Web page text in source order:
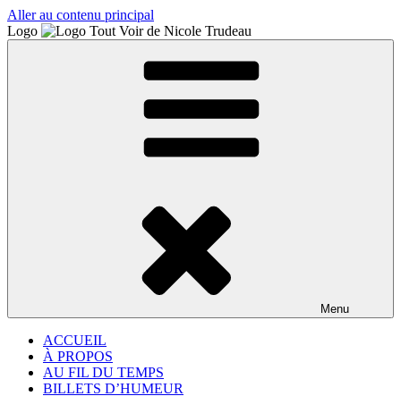
Aller au contenu principal
Logo
Menu
ACCUEIL
À PROPOS
AU FIL DU TEMPS
BILLETS D’HUMEUR